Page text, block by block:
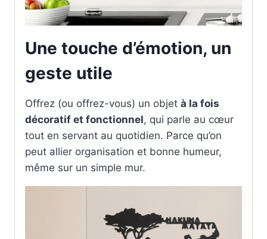
Une touche d’émotion, un
geste utile
Offrez (ou offrez-vous) un objet à la fois
décoratif et fonctionnel, qui parle au cœur
tout en servant au quotidien. Parce qu’on
peut allier organisation et bonne humeur,
même sur un simple mur.